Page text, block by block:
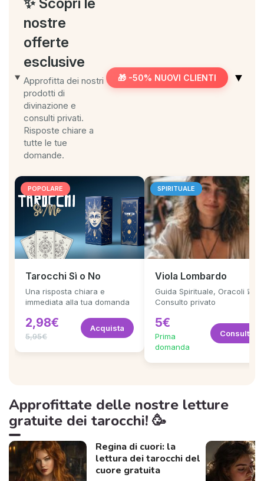
✨ Scopri le
nostre
offerte
esclusive
Approfitta dei nostri
prodotti di
divinazione e
consulti privati.
Risposte chiare a
tutte le tue
domande.
🎁 -50% NUOVI CLIENTI ▼
POPOLARE
Tarocchi Sì o No
Una risposta chiara e
immediata alla tua domanda
2,98€
5,95€
Acquista
SPIRITUALE
Viola Lombardo
Guida Spirituale, Oracoli 💫
Consulto privato
5€
Prima
domanda
Consulta
Approfittate delle nostre letture
gratuite dei tarocchi! 🥳
Regina di cuori: la
lettura dei tarocchi del
cuore gratuita